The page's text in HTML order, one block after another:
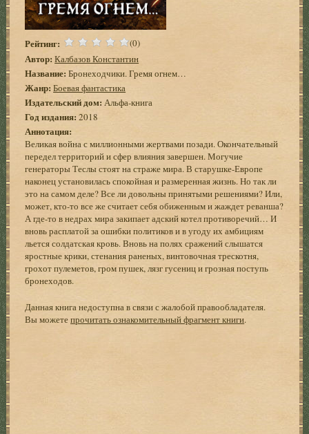
Рейтинг: (0)
Автор: Калбазов Константин
Название: Бронеходчики. Гремя огнем…
Жанр: Боевая фантастика
Издательский дом: Альфа-книга
Год издания: 2018
Аннотация:
Великая война с миллионными жертвами позади. Окончательный
передел территорий и сфер влияния завершен. Могучие
генераторы Теслы стоят на страже мира. В старушке-Европе
наконец установилась спокойная и размеренная жизнь. Но так ли
это на самом деле? Все ли довольны принятыми решениями? Или,
может, кто-то все же считает себя обиженным и жаждет реванша?
А где-то в недрах мира закипает адский котел противоречий… И
вновь расплатой за ошибки политиков и в угоду их амбициям
льется солдатская кровь. Вновь на полях сражений слышатся
яростные крики, стенания раненых, винтовочная трескотня,
грохот пулеметов, гром пушек, лязг гусениц и грозная поступь
бронеходов.
Данная книга недоступна в связи с жалобой правообладателя.
Вы можетепрочитать ознакомительный фрагмент книги.